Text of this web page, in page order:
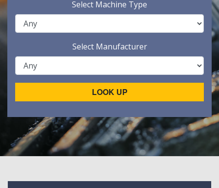
Select Machine Type
Select Manufacturer
LOOK UP